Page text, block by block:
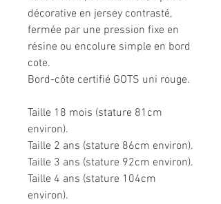
décorative en jersey contrasté,
fermée par une pression fixe en
résine ou encolure simple en bord
cote.
Bord-côte certifié GOTS uni rouge.
Taille 18 mois (stature 81cm
environ).
Taille 2 ans (stature 86cm environ).
Taille 3 ans (stature 92cm environ).
Taille 4 ans (stature 104cm
environ).